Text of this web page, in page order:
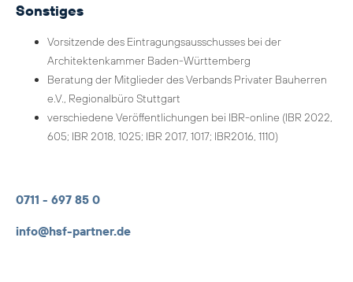
Sonstiges
Vorsitzende des Eintragungsausschusses bei der
Architektenkammer Baden-Württemberg
Beratung der Mitglieder des Verbands Privater Bauherren
e.V., Regionalbüro Stuttgart
verschiedene Veröffentlichungen bei IBR-online (IBR 2022,
605; IBR 2018, 1025; IBR 2017, 1017; IBR2016, 1110)
0711 - 697 85 0
info@hsf-partner.de